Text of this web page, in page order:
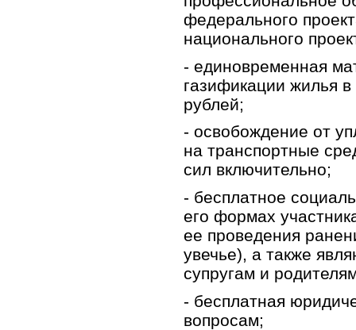
федерального
национального
- единовременная
газификации жилья
рублей;
- освобождение от
на транспортные
сил включительно;
- бесплатное
его формах
ее проведения
увечье), а также
супругам и
- бесплатная
вопросам;